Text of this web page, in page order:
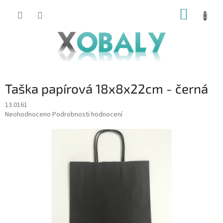
KOŠÍK
Taška papírová 18x8x22cm - černá
13.0161
Průměrné
Neohodnoceno Podrobnosti hodnocení